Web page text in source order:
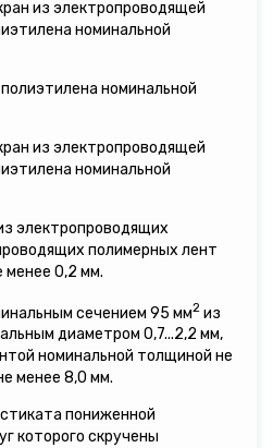
из электропроводящей
номинальной
номинальной
из электропроводящей
номинальной
электропроводящих
полимерных лент
0,2 мм.
сечением 95 мм2 из
диаметром 0,7...2,2 мм,
номинальной толщиной не
менее 8,0 мм.
пониженной
которого скручены